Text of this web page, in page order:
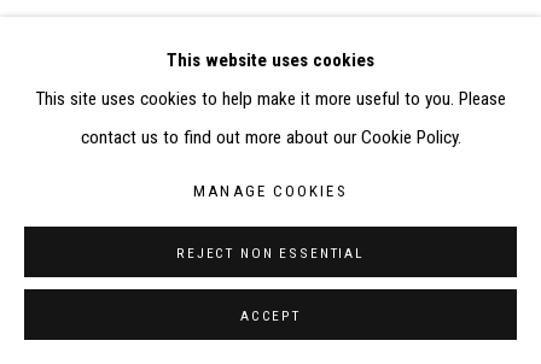
SITE BY ARTLOGIC
This website uses cookies
This site uses cookies to help make it more useful to you. Please
contact us to find out more about our Cookie Policy.
MANAGE COOKIES
REJECT NON ESSENTIAL
ACCEPT